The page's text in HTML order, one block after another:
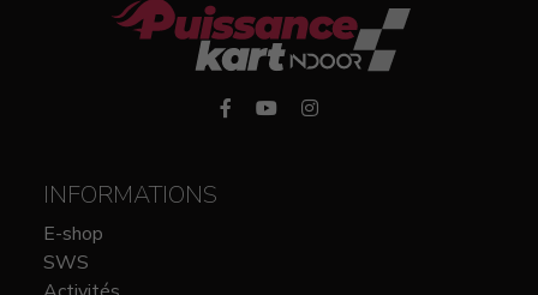
INFORMATIONS
E-shop
SWS